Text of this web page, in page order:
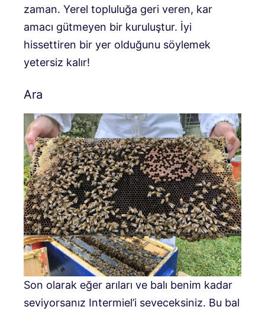
zaman. Yerel topluluğa geri veren, kar
amacı gütmeyen bir kuruluştur. İyi
hissettiren bir yer olduğunu söylemek
yetersiz kalır!
Ara
Son olarak eğer arıları ve balı benim kadar
seviyorsanız Intermiel’i seveceksiniz. Bu bal